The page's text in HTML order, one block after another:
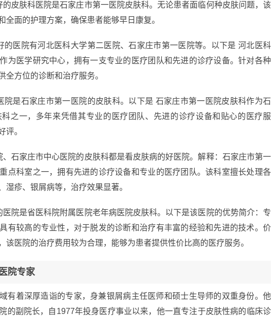
皮肤科医院是石家庄市第一医院皮肤科。无论患者面临何种皮肤问题，该
全面的护理方案，确保患者能够早日康复。
的医院有河北医科大学第二医院、石家庄市第一医院等。以下是 河北医科
为医学研究中心，拥有一支专业的医疗团队和先进的诊疗设备。针对各种
全方位的诊断和治疗服务。
院是石家庄市第一医院的皮肤科。以下是 石家庄市第一医院皮肤科作为石
之一，多年来凭借其专业的医疗团队、先进的诊疗设备和贴心的医疗服
评。
石家庄市中心医院的皮肤科都是看皮肤病的好医院。解释：石家庄市第一
点科室之一，拥有先进的诊疗设备和专业的医疗团队。该科室擅长处理各
湿疹、银屑病等，治疗效果显著。
院是省医科院附属医院老年病医院皮肤科。以下是该医院的优势简介：专
有较高的专业性，对于脱发的诊断和治疗有丰富的经验和先进的技术。价
该医院的治疗费用较为合理，能够为患者提供性价比高的医疗服务。
院专家
有着深厚造诣的专家，身兼银屑病主任医师和硕士生导师的双重身份。他
的副院长，自1977年投身医疗事业以来，他一直专注于皮肤性病的临床诊